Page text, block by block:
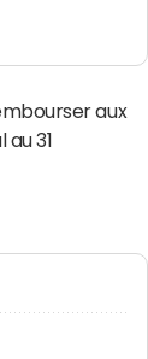
aux
31